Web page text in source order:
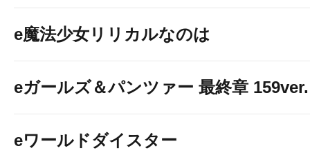
e魔法少女リリカルなのは
eガールズ＆パンツァー 最終章 159ver.
eワールドダイスター